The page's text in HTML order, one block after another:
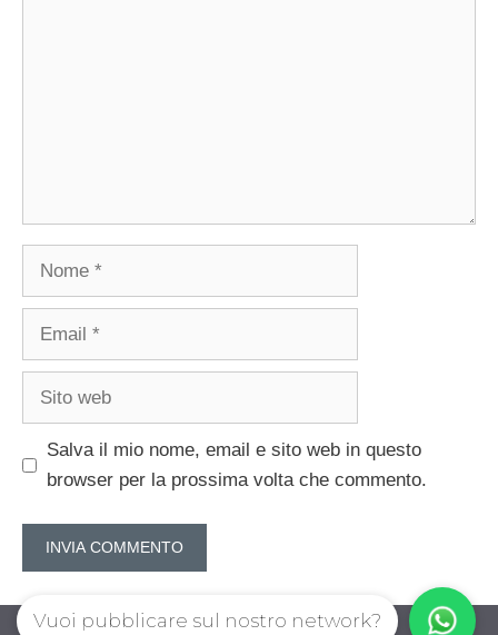
Nome
Email
Sito
Salva il mio nome, email e sito web in questo
browser per la prossima volta che commento.
Vuoi pubblicare sul nostro network?